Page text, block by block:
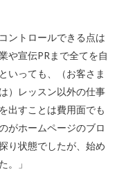
ントロールできる点は
や宣伝PRまで全てを自
いっても、（お客さま
）レッスン以外の仕事
出すことは費用面でも
がホームページのブロ
り状態でしたが、始め
。」